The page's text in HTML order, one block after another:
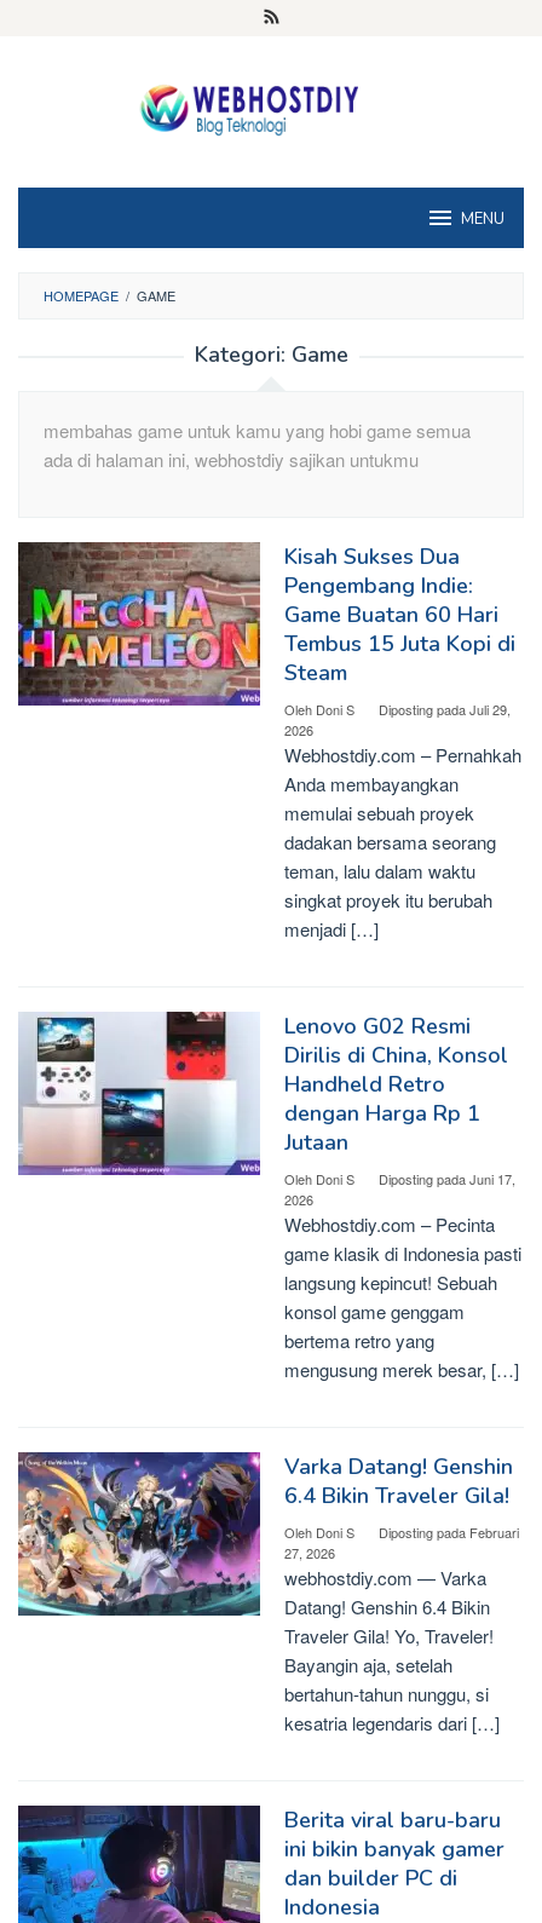
MENU
HOMEPAGE / GAME
Kategori: Game
membahas game untuk kamu yang hobi game semua
ada di halaman ini, webhostdiy sajikan untukmu
Kisah Sukses Dua
Pengembang Indie:
Game Buatan 60 Hari
Tembus 15 Juta Kopi di
Steam
Oleh Doni S Diposting padaJuli 29,
2026
Webhostdiy.com – Pernahkah
Anda membayangkan
memulai sebuah proyek
dadakan bersama seorang
teman, lalu dalam waktu
singkat proyek itu berubah
menjadi […]
Lenovo G02 Resmi
Dirilis di China, Konsol
Handheld Retro
dengan Harga Rp 1
Jutaan
Oleh Doni S Diposting padaJuni 17,
2026
Webhostdiy.com – Pecinta
game klasik di Indonesia pasti
langsung kepincut! Sebuah
konsol game genggam
bertema retro yang
mengusung merek besar, […]
Varka Datang! Genshin
6.4 Bikin Traveler Gila!
Oleh Doni S Diposting pada Februari
27, 2026
webhostdiy.com — Varka
Datang! Genshin 6.4 Bikin
Traveler Gila! Yo, Traveler!
Bayangin aja, setelah
bertahun-tahun nunggu, si
kesatria legendaris dari […]
Berita viral baru-baru
ini bikin banyak gamer
dan builder PC di
Indonesia